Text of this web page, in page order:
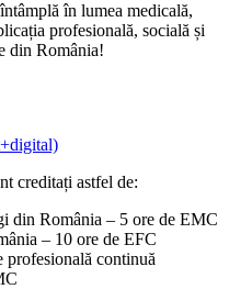
în lumea medicală,
profesională, socială și
din România!
creditați astfel de:
din România – 5 ore de EMC
– 10 ore de EFC
continuă